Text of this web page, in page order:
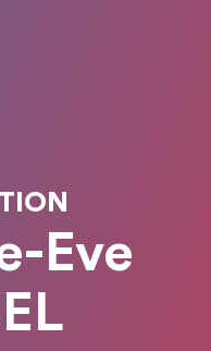
Eve